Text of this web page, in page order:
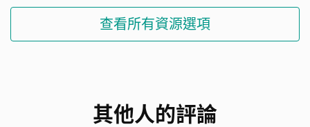
查看所有資源選項
其他人的評論